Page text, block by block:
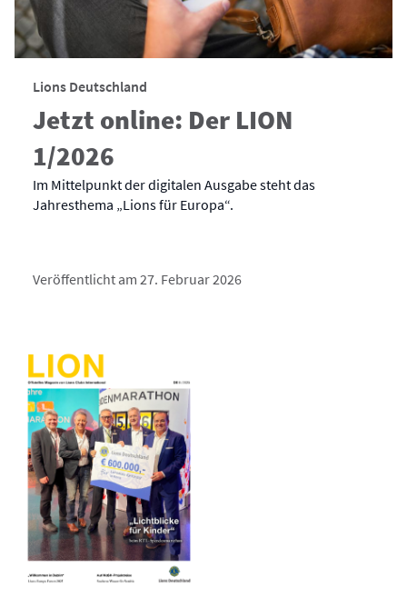
Lions Deutschland
Jetzt online: Der LION
1/2026
Im Mittelpunkt der digitalen Ausgabe steht das
Jahresthema „Lions für Europa“.
Veröffentlicht am 27. Februar 2026